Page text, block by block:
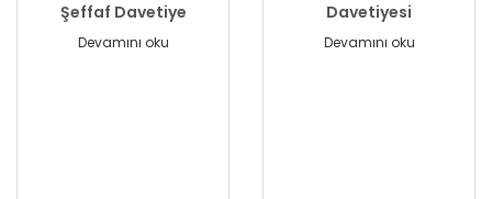
Şeffaf Davetiye
Devamını oku
Davetiyesi
Devamını oku